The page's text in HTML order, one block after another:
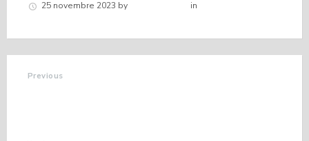
25 novembre 2023 by in
Previous